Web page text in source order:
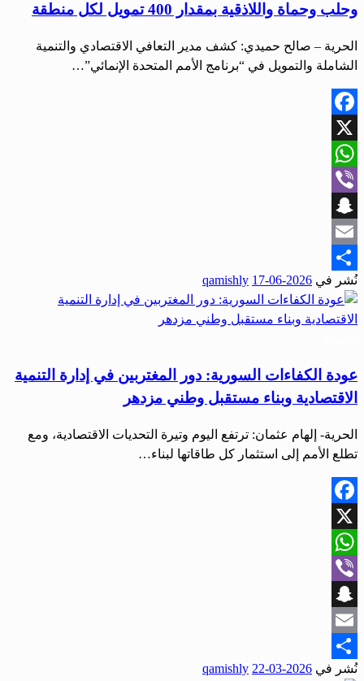
وحلب وحماة واللاذقية بمقدار 400 تمويل لكل منطقة
الحرية – صالح حميدي: كشف مدير التعافي الاقتصادي والتنمية
الشاملة والتمويل في “برنامج الأمم المتحدة الإنمائي”…
Facebook
X
WhatsApp
Viber
Snapchat
Email
Share
نُشر في 2026-06-17
qamishly
عودة الكفاءات السورية: دور المغتربين في إدارة التنمية
الاقتصادية وبناء مستقبل وطني مزدهر
الحرية- إلهام عثمان: ترتفع اليوم وتيرة التحديات الاقتصادية، ومع
تطلع الأمم إلى استثمار كل طاقاتها لبناء…
Facebook
X
WhatsApp
Viber
Snapchat
Email
Share
نُشر في 2026-03-22
qamishly